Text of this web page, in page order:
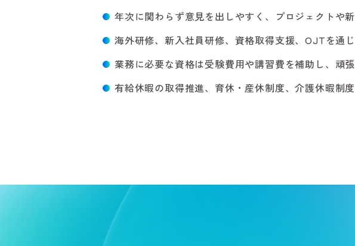
年次に関わらず意見を出しやすく、プロジェクトや
海外研修、新入社員研修、資格取得支援、OJTを通
業務に必要な資格は受験費用や講習費を補助し、頑
有給休暇の取得推進、育休・産休制度、介護休暇制